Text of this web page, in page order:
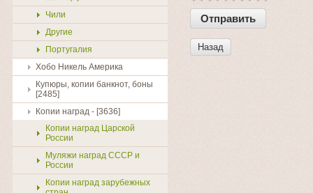
Чили
Другие
Португалия
Хобо Никель Америка
Купюры, копии банкнот, боны
[2485]
Копии наград - [3636]
Копии наград Царской
России
Муляжи наград СССР и
России
Копии наград зарубежных
Назад